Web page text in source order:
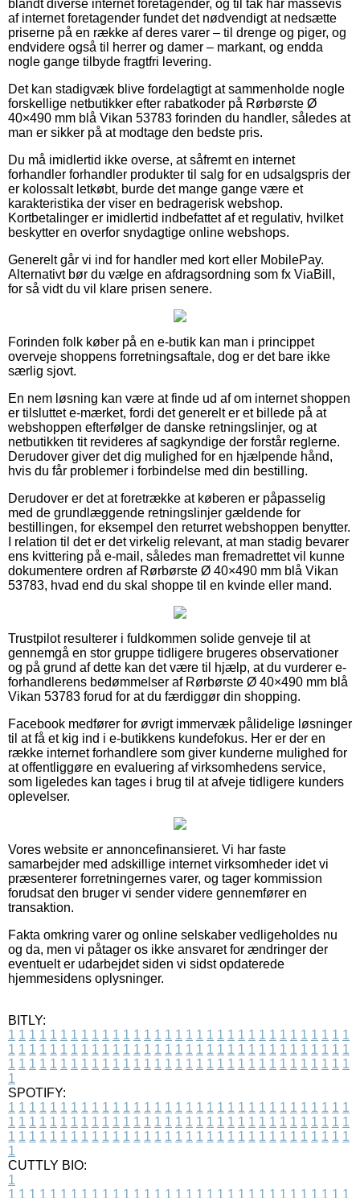
blandt diverse internet foretagender, og til tak har massevis
af internet foretagender fundet det nødvendigt at nedsætte
priserne på en række af deres varer – til drenge og piger, og
endvidere også til herrer og damer – markant, og endda
nogle gange tilbyde fragtfri levering.
Det kan stadigvæk blive fordelagtigt at sammenholde nogle
forskellige netbutikker efter rabatkoder på Rørbørste Ø
40×490 mm blå Vikan 53783 forinden du handler, således at
man er sikker på at modtage den bedste pris.
Du må imidlertid ikke overse, at såfremt en internet
forhandler forhandler produkter til salg for en udsalgspris der
er kolossalt letkøbt, burde det mange gange være et
karakteristika der viser en bedragerisk webshop.
Kortbetalinger er imidlertid indbefattet af et regulativ, hvilket
beskytter en overfor snydagtige online webshops.
Generelt går vi ind for handler med kort eller MobilePay.
Alternativt bør du vælge en afdragsordning som fx ViaBill,
for så vidt du vil klare prisen senere.
Forinden folk køber på en e-butik kan man i princippet
overveje shoppens forretningsaftale, dog er det bare ikke
særlig sjovt.
En nem løsning kan være at finde ud af om internet shoppen
er tilsluttet e-mærket, fordi det generelt er et billede på at
webshoppen efterfølger de danske retningslinjer, og at
netbutikken tit revideres af sagkyndige der forstår reglerne.
Derudover giver det dig mulighed for en hjælpende hånd,
hvis du får problemer i forbindelse med din bestilling.
Derudover er det at foretrække at køberen er påpasselig
med de grundlæggende retningslinjer gældende for
bestillingen, for eksempel den returret webshoppen benytter.
I relation til det er det virkelig relevant, at man stadig bevarer
ens kvittering på e-mail, således man fremadrettet vil kunne
dokumentere ordren af Rørbørste Ø 40×490 mm blå Vikan
53783, hvad end du skal shoppe til en kvinde eller mand.
Trustpilot resulterer i fuldkommen solide genveje til at
gennemgå en stor gruppe tidligere brugeres observationer
og på grund af dette kan det være til hjælp, at du vurderer e-
forhandlerens bedømmelser af Rørbørste Ø 40×490 mm blå
Vikan 53783 forud for at du færdiggør din shopping.
Facebook medfører for øvrigt immervæk pålidelige løsninger
til at få et kig ind i e-butikkens kundefokus. Her er der en
række internet forhandlere som giver kunderne mulighed for
at offentliggøre en evaluering af virksomhedens service,
som ligeledes kan tages i brug til at afveje tidligere kunders
oplevelser.
Vores website er annoncefinansieret. Vi har faste
samarbejder med adskillige internet virksomheder idet vi
præsenterer forretningernes varer, og tager kommission
forudsat den bruger vi sender videre gennemfører en
transaktion.
Fakta omkring varer og online selskaber vedligeholdes nu
og da, men vi påtager os ikke ansvaret for ændringer der
eventuelt er udarbejdet siden vi sidst opdaterede
hjemmesidens oplysninger.
BITLY:
1 1 1 1 1 1 1 1 1 1 1 1 1 1 1 1 1 1 1 1 1 1 1 1 1 1 1 1 1 1 1 1 1
1 1 1 1 1 1 1 1 1 1 1 1 1 1 1 1 1 1 1 1 1 1 1 1 1 1 1 1 1 1 1 1 1
1 1 1 1 1 1 1 1 1 1 1 1 1 1 1 1 1 1 1 1 1 1 1 1 1 1 1 1 1 1 1 1 1
1
SPOTIFY:
1 1 1 1 1 1 1 1 1 1 1 1 1 1 1 1 1 1 1 1 1 1 1 1 1 1 1 1 1 1 1 1 1
1 1 1 1 1 1 1 1 1 1 1 1 1 1 1 1 1 1 1 1 1 1 1 1 1 1 1 1 1 1 1 1 1
1 1 1 1 1 1 1 1 1 1 1 1 1 1 1 1 1 1 1 1 1 1 1 1 1 1 1 1 1 1 1 1 1
1
CUTTLY BIO:
1
1 1 1 1 1 1 1 1 1 1 1 1 1 1 1 1 1 1 1 1 1 1 1 1 1 1 1 1 1 1 1 1 1